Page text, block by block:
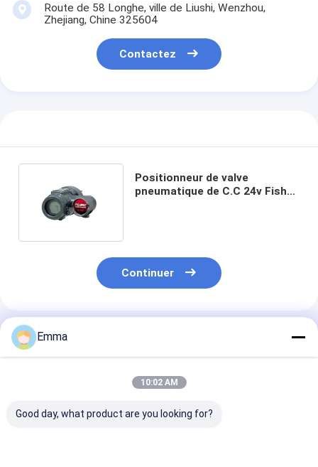
Route de 58 Longhe, ville de Liushi, Wenzhou,
Zhejiang, Chine 325604
Contactez
Positionneur de valve
pneumatique de C.C 24v Fisher
Continuer
Produits Recommandés
Emma
10:02 AM
Good day, what product are you looking for?